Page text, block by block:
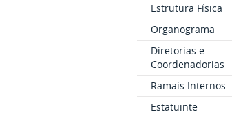
Estrutura Física
Organograma
Diretorias e
Coordenadorias
Ramais Internos
Estatuinte